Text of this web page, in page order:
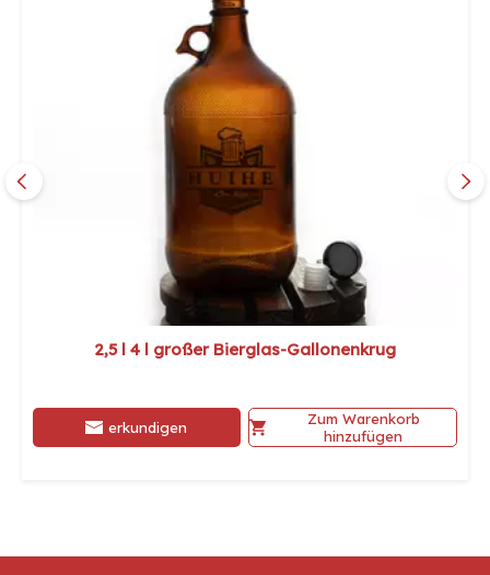
2,5 l 4 l großer Bierglas-Gallonenkrug
erkundigen
Zum Warenkorb
hinzufügen